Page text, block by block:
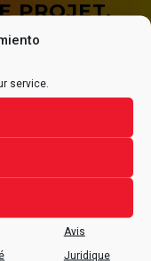
service.
Avis
Juridique
PROJET.